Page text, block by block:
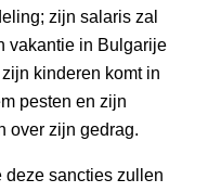
zijn salaris zal
vakantie in Bulgarije
kinderen komt in
pesten en zijn
over zijn gedrag.
deze sancties zullen